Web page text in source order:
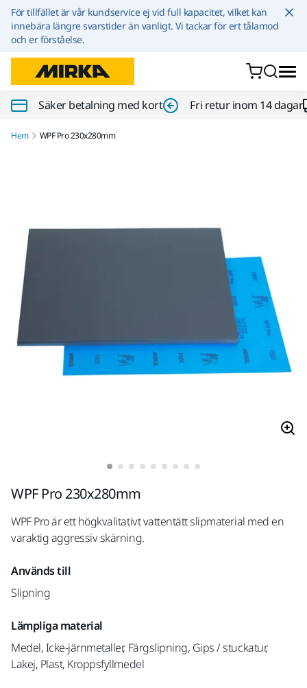
Hoppa till innehållet
För tillfället är vår kundservice ej vid full kapacitet, vilket kan
innebära längre svarstider än vanligt. Vi tackar för ert tålamod
och er förståelse.
Säker betalning med kort Fri retur inom 14 dagar
Hem WPF Pro 230x280mm
WPF Pro 230x280mm
WPF Pro är ett högkvalitativt vattentätt slipmaterial med en
varaktig aggressiv skärning.
Används till
Slipning
Lämpliga material
Medel, Icke-järnmetaller, Färgslipning, Gips / stuckatur,
Lakej, Plast, Kroppsfyllmedel